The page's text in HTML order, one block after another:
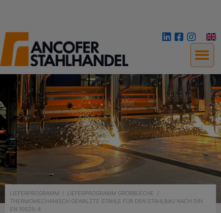
LIEFERPROGRAMM / LIEFERPROGRAMM GROBBLECHE /
THERMOMECHANISCH GEWALZTE STÄHLE FÜR DEN STAHLBAU NACH DIN
EN 10025-4